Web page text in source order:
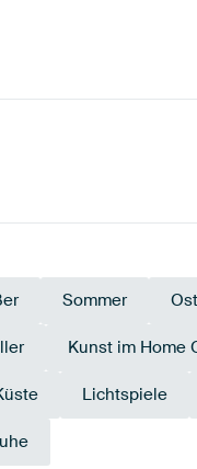
Sommer
Kunst im Home
Lichtspiele